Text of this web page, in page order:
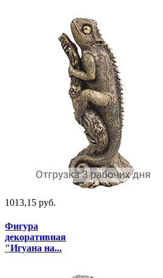
1013,15 руб.
Фигура
декоративная
"Игуана на...